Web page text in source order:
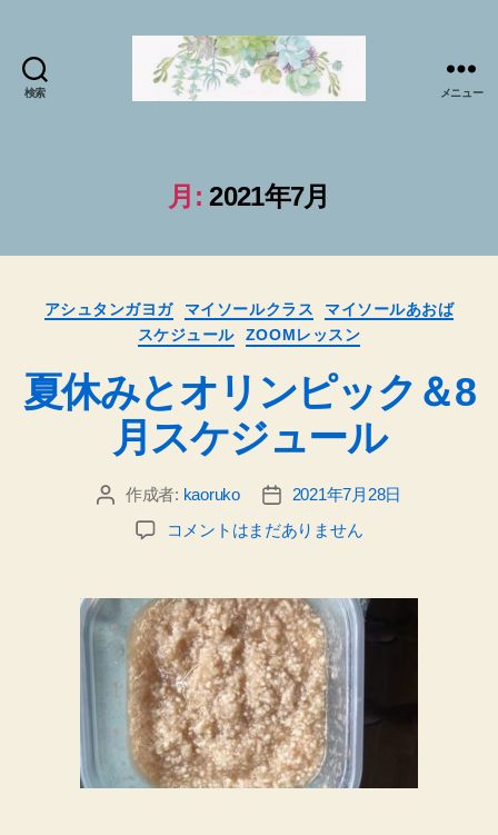
検索
ー
ル
ラ
テ
ィ
で
sabai♪
か
お
る
の
日
メニュー
月: 2021年7月
カ
テ
ゴ
リ
ー
アシュタンガヨガ マイソールクラス
マイソールあおば
スケジュール
ZOOMレッスン
夏休みとオリンピック＆8
月スケジュール
投 作成者: kaoruko
投
稿
日
2021年7月28日
夏
と
オ
リ
ン
ピ
ッ
ク
＆
コメントはまだありません